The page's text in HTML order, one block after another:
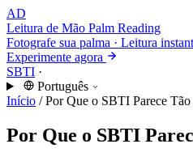
AD
Leitura de Mão Palm Reading
Fotografe sua palma · Leitura
Experimente agora
SBTI ·
Português
Início / Por Que o SBTI Parece
Por Que o SBTI